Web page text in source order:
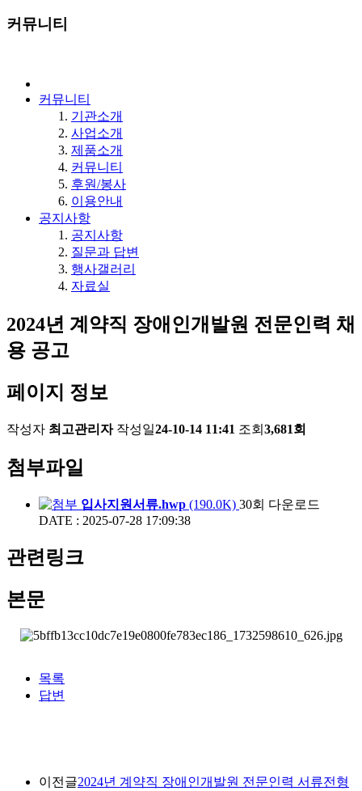
커뮤니티
커뮤니티
기관소개
사업소개
제품소개
커뮤니티
후원/봉사
이용안내
공지사항
공지사항
질문과 답변
행사갤러리
자료실
2024년 계약직 장애인개발원 전문인력 채
용 공고
페이지 정보
작성자 최고관리자 작성일24-10-14 11:41 조회 3,681회
첨부파일
입사지원서류.hwp (190.0K) 30회 다운로드
DATE : 2025-07-28 17:09:38
관련링크
본문
목록
답변
이전글2024년 계약직 장애인개발원 전문인력 서류전형